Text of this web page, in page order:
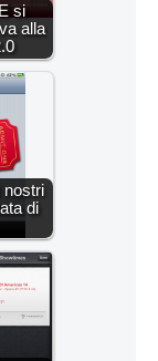
si
alla
nostri
di